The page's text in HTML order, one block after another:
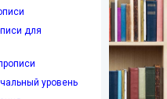
для
уровень